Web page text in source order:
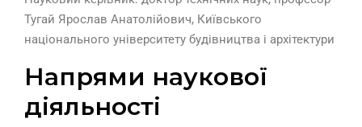
Тугай Ярослав Анатолійович, Київського
національного університету будівництва і архітектури
Напрями наукової
діяльності